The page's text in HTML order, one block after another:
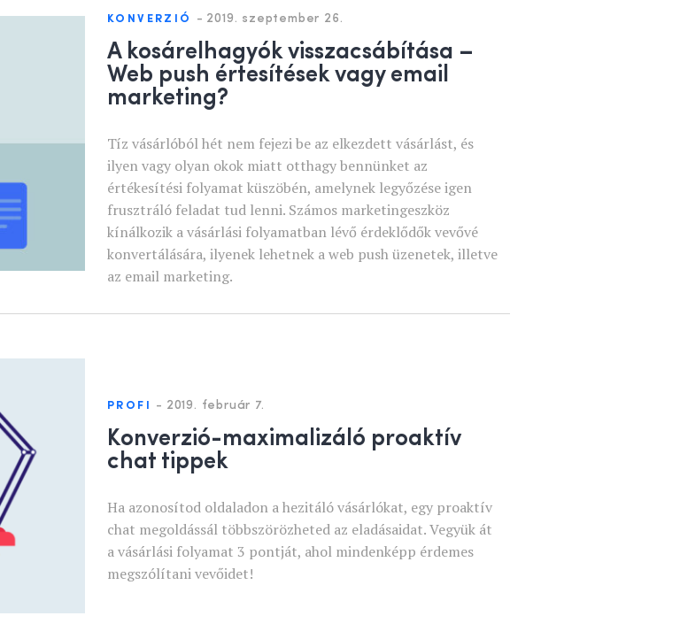
KONVERZIÓ - 2019. szeptember 26.
A kosárelhagyók visszacsábítása –
Web push értesítések vagy email
marketing?
Tíz vásárlóból hét nem fejezi be az elkezdett vásárlást, és
ilyen vagy olyan okok miatt otthagy bennünket az
értékesítési folyamat küszöbén, amelynek legyőzése igen
frusztráló feladat tud lenni. Számos marketingeszköz
kínálkozik a vásárlási folyamatban lévő érdeklődők vevővé
konvertálására, ilyenek lehetnek a web push üzenetek, illetve
az email marketing.
PROFI - 2019. február 7.
Konverzió-maximalizáló proaktív
chat tippek
Ha azonosítod oldaladon a hezitáló vásárlókat, egy proaktív
chat megoldássál többszörözheted az eladásaidat. Vegyük át
a vásárlási folyamat 3 pontját, ahol mindenképp érdemes
megszólítani vevőidet!